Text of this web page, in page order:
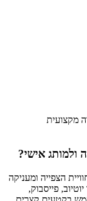
ולמותג אישי?
הצפייה ומעניקה
פייסבוק,